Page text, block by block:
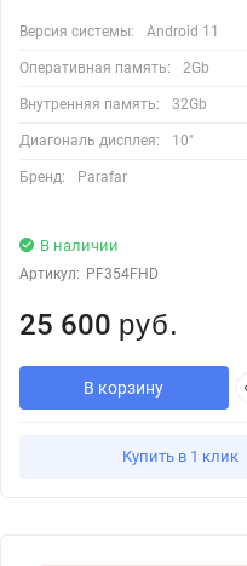
Версия системы: Android 11
Оперативная память: 2Gb
Внутренняя память: 32Gb
Диагональ дисплея: 10"
Бренд: Parafar
В наличии
Артикул: PF354FHD
25 600 руб.
В корзину
Купить в 1 клик